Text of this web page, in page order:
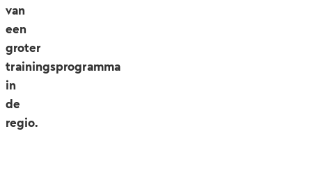
van
een
groter
trainingsprogramma
in
de
regio.